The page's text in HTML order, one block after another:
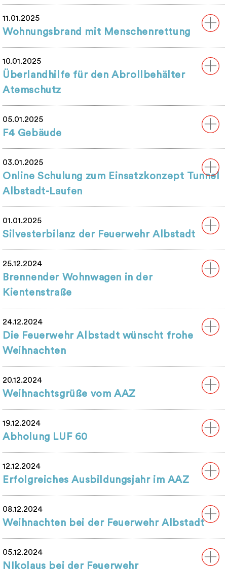
11.01.2025
Wohnungsbrand mit Menschenrettung
10.01.2025
Überlandhilfe für den Abrollbehälter
Atemschutz
05.01.2025
F4 Gebäude
03.01.2025
Online Schulung zum Einsatzkonzept Tunnel
Albstadt-Laufen
01.01.2025
Silvesterbilanz der Feuerwehr Albstadt
25.12.2024
Brennender Wohnwagen in der
Kientenstraße
24.12.2024
Die Feuerwehr Albstadt wünscht frohe
Weihnachten
20.12.2024
Weihnachtsgrüße vom AAZ
19.12.2024
Abholung LUF 60
12.12.2024
Erfolgreiches Ausbildungsjahr im AAZ
08.12.2024
Weihnachten bei der Feuerwehr Albstadt
05.12.2024
NIkolaus bei der Feuerwehr